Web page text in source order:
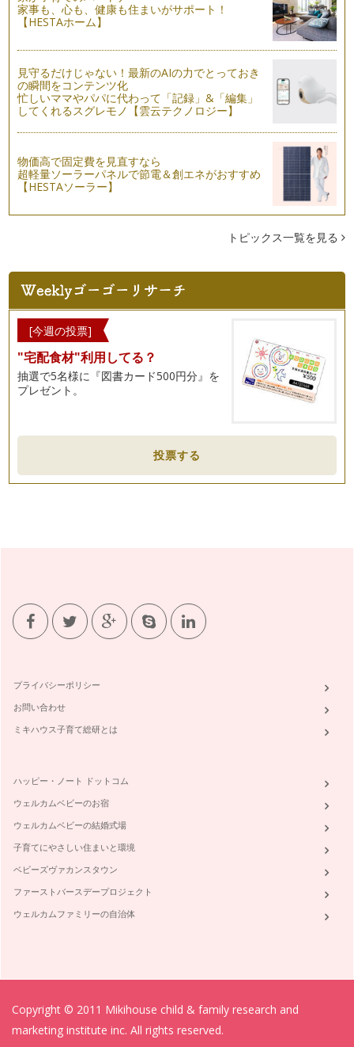
プチプラで！オシャレなハロウィンディスプレイ
日本でも、すっかりおなじみとなったハロウィン。 夏の終わ
りには、早くもハロウィング…
100均アイテムで！子どもが喜ぶ可愛いマフィン
シンプルなマフィンが可愛く変身！ マフィンラッパ－の作り
方をご紹介します。 …
お家でピクニック気分！100均アイテムでテーブルコーディネ
ート
紙皿などのペーパーアイテムや100均グッズなど、手軽なアイ
テムを使ってお家でピクニック気分…
家事も、心も、健康も住まいがサポート！
【HESTAホーム】
見守るだけじゃない！最新のAIの力でとっておき
の瞬間をコンテンツ化
忙しいママやパパに代わって「記録」&「編集」
してくれるスグレモノ【雲云テクノロジー】
物価高で固定費を見直すなら
超軽量ソーラーパネルで節電＆創エネがおすすめ
【HESTAソーラー】
トピックス一覧を見る
[今週の投票]
"宅配食材"利用してる？
抽選で5名様に『図書カード500円分』を
プレゼント。
投票する
プライバシーポリシー
お問い合わせ
ミキハウス子育て総研とは
ハッピー・ノート ドットコム
ウェルカムベビーのお宿
ウェルカムベビーの結婚式場
子育てにやさしい住まいと環境
ベビーズヴァカンスタウン
ファーストバースデープロジェクト
ウェルカムファミリーの自治体
Copyright © 2011 Mikihouse child & family research and
marketing institute inc. All rights reserved.